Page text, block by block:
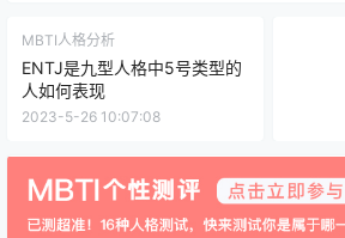
MBTI人格分析
ENTJ是九型人格中5号类型的
人如何表现
2023-5-26 10:07:08